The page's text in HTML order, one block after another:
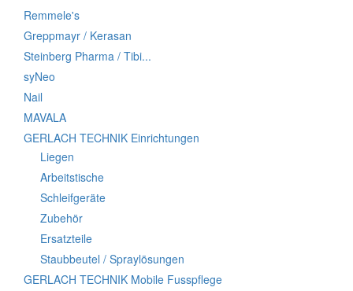
Remmele's
Greppmayr / Kerasan
Steinberg Pharma / Tibi...
syNeo
Nail
MAVALA
GERLACH TECHNIK Einrichtungen
Liegen
Arbeitstische
Schleifgeräte
Zubehör
Ersatzteile
Staubbeutel / Spraylösungen
GERLACH TECHNIK Mobile Fusspflege